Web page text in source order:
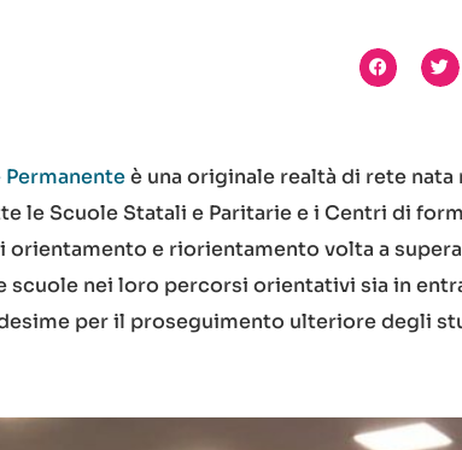
Permanenteè una originale realtà di rete nata
le Scuole Statali e Paritarie e i Centri di
e riorientamento volta a
nei loro percorsi orientativi sia in
per il proseguimento ulteriore degli